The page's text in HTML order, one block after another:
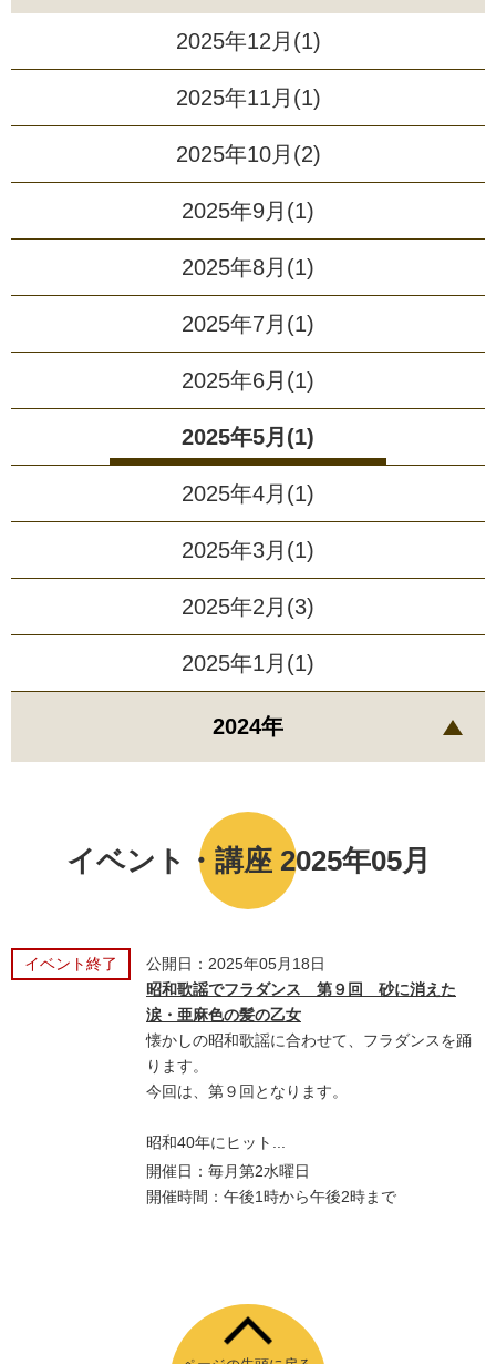
イベント・講座 2025年05月
イベント終了
公開日：2025年05月18日
昭和歌謡でフラダンス 第９回 砂に消えた
涙・亜麻色の髪の乙女
懐かしの昭和歌謡に合わせて、フラダンスを踊
ります。
今回は、第９回となります。
昭和40年にヒット...
開催日：毎月第2水曜日
開催時間：午後1時から午後2時まで
2025年12月(1)
2025年11月(1)
2025年10月(2)
2025年9月(1)
2025年8月(1)
2025年7月(1)
2025年6月(1)
2025年5月(1)
2025年4月(1)
2025年3月(1)
2025年2月(3)
2025年1月(1)
2024年